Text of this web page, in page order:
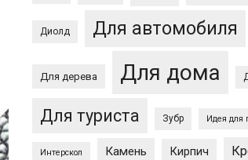
Диолд Для автомобиля
Для дерева Для дома
Для туриста Зубр Идея для
Интерскол Камень Кирпич